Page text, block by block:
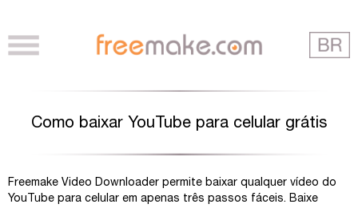
Como baixar YouTube para celular grátis
Freemake Video Downloader permite baixar qualquer vídeo do
YouTube para celular em apenas três passos fáceis. Baixe